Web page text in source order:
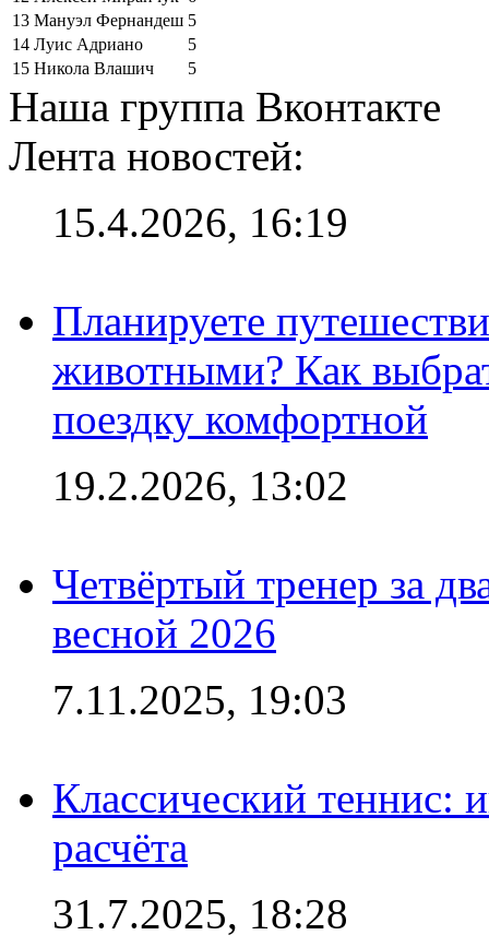
13 Мануэл Фернандеш 5
14 Луис Адриано
5
15 Никола Влашич 5
Наша группа Вконтакте
Лента новостей:
15.4.2026, 16:19
Планируете
животными? Как
поездку комфортной
19.2.2026, 13:02
Четвёртый тренер за
весной 2026
7.11.2025, 19:03
Классический теннис:
расчёта
31.7.2025, 18:28